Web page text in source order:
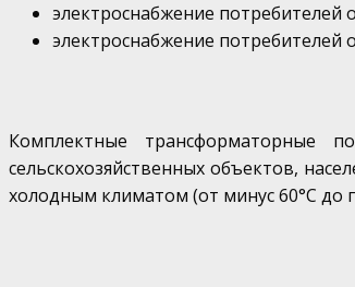
электроснабжение
электроснабжение
Комплектные трансформаторные
сельскохозяйственных объектов,
холодным климатом (от минус 60°С до